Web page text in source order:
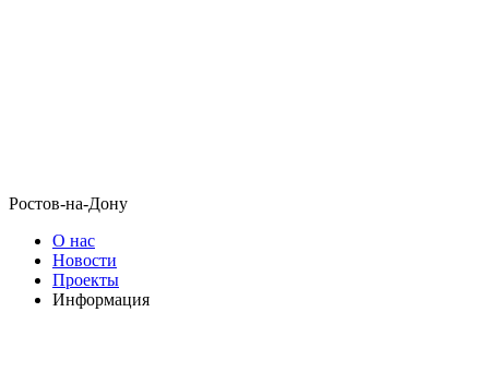
Ростов-на-Дону
О нас
Новости
Проекты
Информация